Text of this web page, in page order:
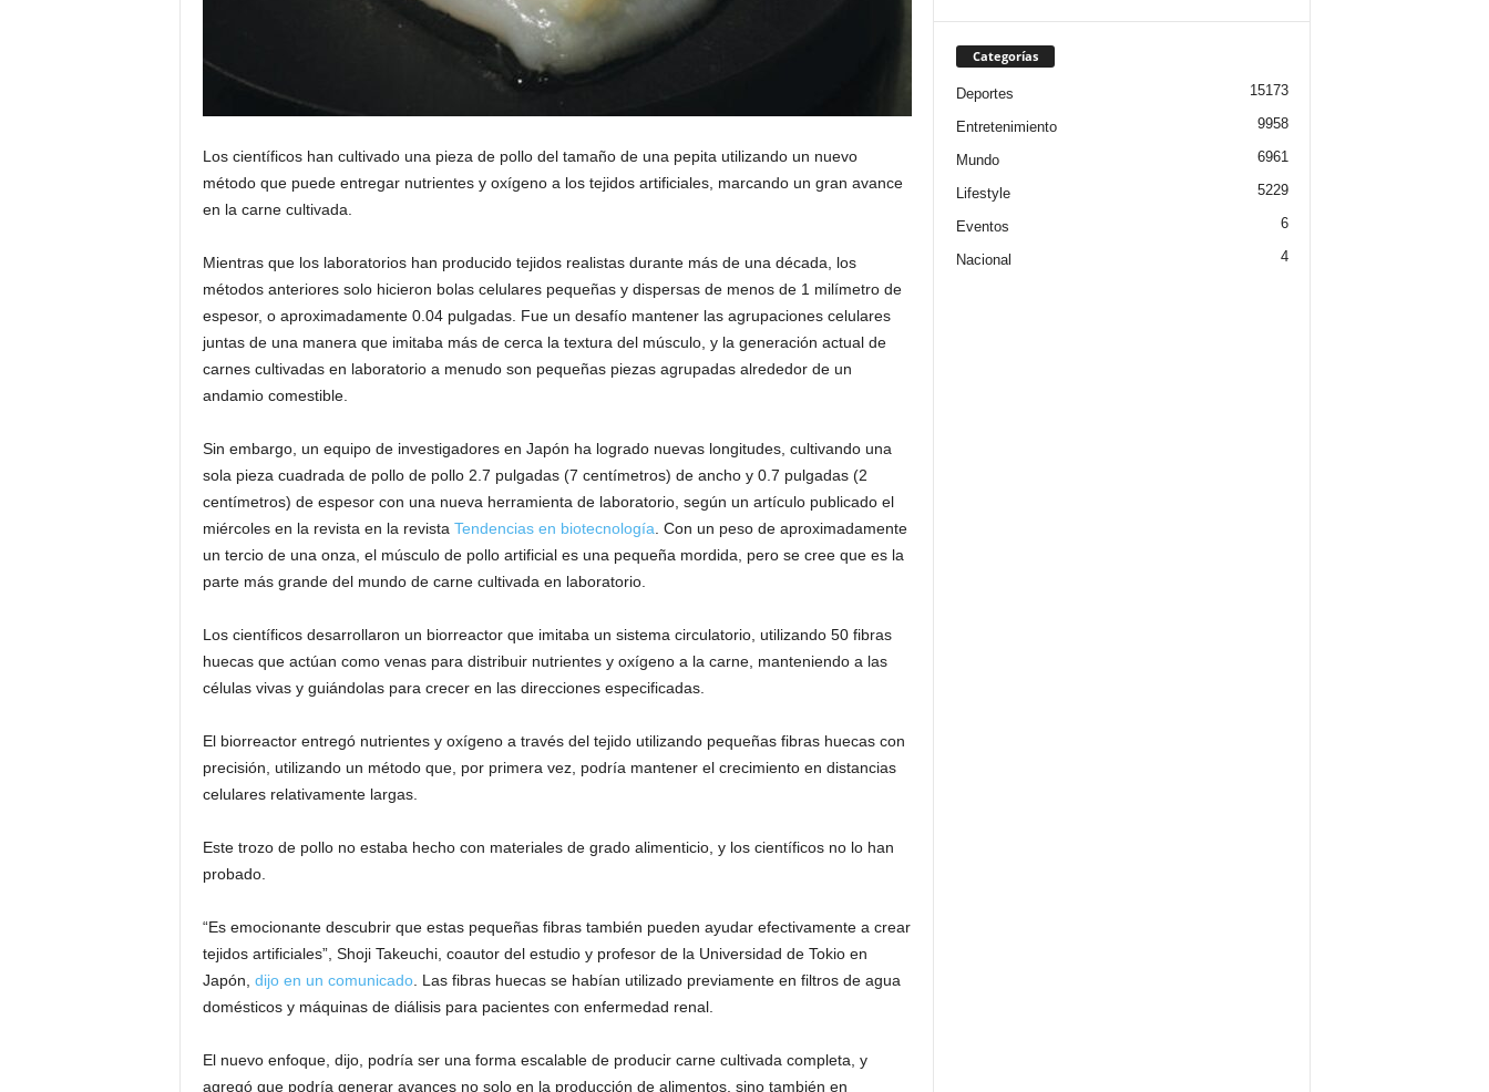
Los científicos han cultivado una pieza de pollo del tamaño de una pepita utilizando un nuevo
método que puede entregar nutrientes y oxígeno a los tejidos artificiales, marcando un gran avance
en la carne cultivada.
Mientras que los laboratorios han producido tejidos realistas durante más de una década, los
métodos anteriores solo hicieron bolas celulares pequeñas y dispersas de menos de 1 milímetro de
espesor, o aproximadamente 0.04 pulgadas. Fue un desafío mantener las agrupaciones celulares
juntas de una manera que imitaba más de cerca la textura del músculo, y la generación actual de
carnes cultivadas en laboratorio a menudo son pequeñas piezas agrupadas alrededor de un
andamio comestible.
Sin embargo, un equipo de investigadores en Japón ha logrado nuevas longitudes, cultivando una
sola pieza cuadrada de pollo de pollo 2.7 pulgadas (7 centímetros) de ancho y 0.7 pulgadas (2
centímetros) de espesor con una nueva herramienta de laboratorio, según un artículo publicado el
miércoles en la revista en la revista Tendencias en biotecnología . Con un peso de aproximadamente
un tercio de una onza, el músculo de pollo artificial es una pequeña mordida, pero se cree que es la
parte más grande del mundo de carne cultivada en laboratorio.
Los científicos desarrollaron un biorreactor que imitaba un sistema circulatorio, utilizando 50 fibras
huecas que actúan como venas para distribuir nutrientes y oxígeno a la carne, manteniendo a las
células vivas y guiándolas para crecer en las direcciones especificadas.
El biorreactor entregó nutrientes y oxígeno a través del tejido utilizando pequeñas fibras huecas con
precisión, utilizando un método que, por primera vez, podría mantener el crecimiento en distancias
celulares relativamente largas.
Este trozo de pollo no estaba hecho con materiales de grado alimenticio, y los científicos no lo han
probado.
“Es emocionante descubrir que estas pequeñas fibras también pueden ayudar efectivamente a crear
tejidos artificiales”, Shoji Takeuchi, coautor del estudio y profesor de la Universidad de Tokio en
Japón, dijo en un comunicado. Las fibras huecas se habían utilizado previamente en filtros de agua
domésticos y máquinas de diálisis para pacientes con enfermedad renal.
El nuevo enfoque, dijo, podría ser una forma escalable de producir carne cultivada completa, y
agregó que podría generar avances no solo en la producción de alimentos, sino también en
Categorías
Deportes 15173
Entretenimiento 9958
Mundo 6961
Lifestyle 5229
Eventos 6
Nacional 4